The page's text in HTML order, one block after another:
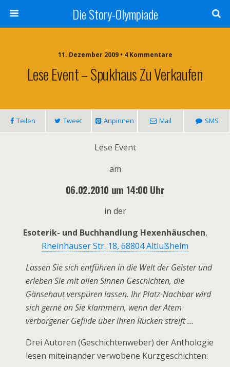
Die Story-Olympiade
11. Dezember 2009 • 4 Kommentare
Lese Event – Spukhaus Zu Verkaufen
Teilen Tweet Anpinnen Mail SMS
Lese Event
am
06.02.2010 um 14:00 Uhr
in der
Esoterik- und Buchhandlung Hexenhäuschen,
Rheinhäuser Str. 18, 68804 Altlußheim
Lassen Sie sich entführen in die Welt der Geister und
erleben Sie mit allen Sinnen Geschichten, die
Gänsehaut verspüren lassen. Ihr Platz-Nachbar wird
sich gerne an Sie klammern, wenn der Atem
verborgener Gefilde über ihren Rücken streift …
Drei Autoren (Geschichtenweber) der Anthologie
lesen miteinander verwobene Kurzgeschichten: